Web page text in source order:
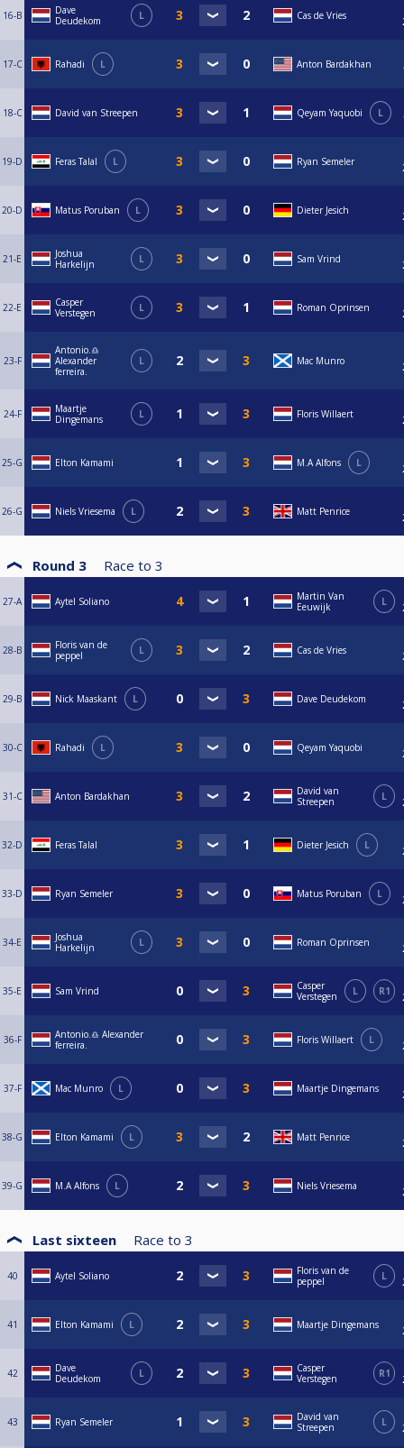
16-B
Dave
Deudekom
L Cas de Vries
17-C Rahadi L Anton Bardakhan
18-C David van Streepen Qeyam Yaquobi L
19-D Feras Talal L Ryan Semeler
20-D Matus Poruban L Dieter Jesich
21-E
Joshua
Harkelijn
L Sam Vrind
22-E
Casper
Verstegen
L Roman Oprinsen
23-F
Antonio.♎️
Alexander
ferreira.
L Mac Munro
24-F
Maartje
Dingemans
L Floris Willaert
25-G Elton Kamami M.A Alfons L
26-G Niels Vriesema L Matt Penrice
Round 3 Race to 3
27-A Aytel Soliano
Martin Van
Eeuwijk
L
28-B
Floris van de
peppel
L Cas de Vries
29-B Nick Maaskant L Dave Deudekom
30-C Rahadi L Qeyam Yaquobi
31-C Anton Bardakhan
David van
Streepen
L
32-D Feras Talal Dieter Jesich L
33-D Ryan Semeler Matus Poruban L
34-E
Joshua
Harkelijn
L Roman Oprinsen
35-E Sam Vrind
Casper
Verstegen
L R1
36-F
Antonio.♎️ Alexander
ferreira.
Floris Willaert L
37-F Mac Munro L Maartje Dingemans
38-G Elton Kamami L Matt Penrice
39-G M.A Alfons L Niels Vriesema
Last sixteen Race to 3
40 Aytel Soliano
Floris van de
peppel
L
41 Elton Kamami L Maartje Dingemans
42
Dave
Deudekom
L
Casper
Verstegen
R1
43 Ryan Semeler
David van
Streepen
L